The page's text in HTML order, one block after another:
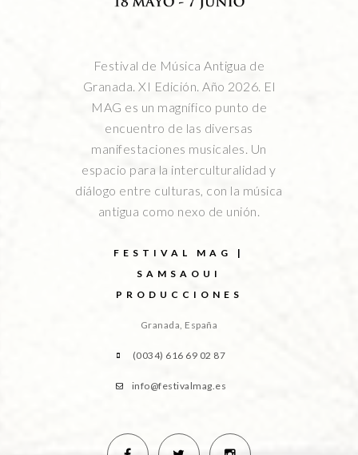
Festival de Música Antigua de
Granada. XI Edición. Año 2026. El
MAG es un magnífico punto de
encuentro de las diversas
manifestaciones musicales. Un
espacio para la interculturalidad y
diálogo entre culturas, con la música
antigua como nexo de unión.
FESTIVAL MAG |
SAMSAOUI
PRODUCCIONES
Granada, España
(0034) 616 69 02 87
info@festivalmag.es